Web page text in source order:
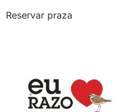
Reservar praza